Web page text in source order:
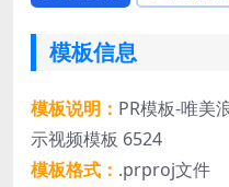
模板信息
模板说明： PR模板-唯美
示视频模板 6524
模板格式： .prproj文件